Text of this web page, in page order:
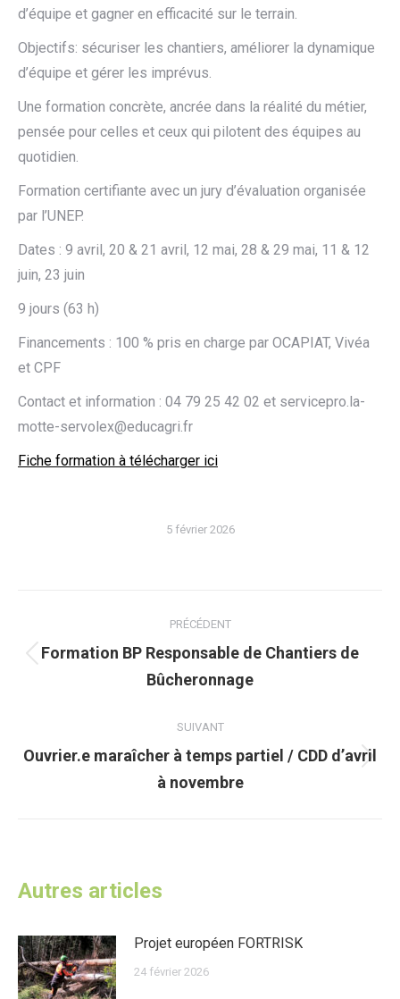
d’équipe et gagner en efficacité sur le terrain.
Objectifs: sécuriser les chantiers, améliorer la dynamique
d’équipe et gérer les imprévus.
Une formation concrète, ancrée dans la réalité du métier,
pensée pour celles et ceux qui pilotent des équipes au
quotidien.
Formation certifiante avec un jury d’évaluation organisée
par l’UNEP.
Dates : 9 avril, 20 & 21 avril, 12 mai, 28 & 29 mai, 11 & 12
juin, 23 juin
9 jours (63 h)
Financements : 100 % pris en charge par OCAPIAT, Vivéa
et CPF
Contact et information : 04 79 25 42 02 et servicepro.la-
motte-servolex@educagri.fr
Fiche formation à télécharger ici
5 février 2026
article
PRÉCÉDENT
précédent
Formation BP Responsable de Chantiers de
Bûcheronnage
SUIVANT
Article
suivant
Ouvrier.e maraîcher à temps partiel / CDD d’avril
à novembre
Autres articles
Projet européen FORTRISK
24 février 2026